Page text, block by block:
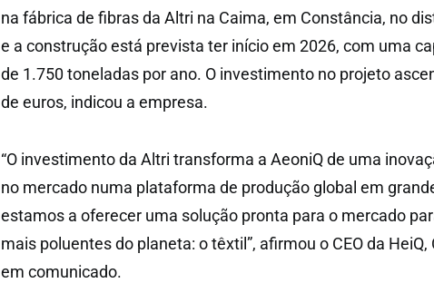
na fábrica de fibras da Altri na Caima, em Constância, no
e a construção está prevista ter início em 2026, com uma
de 1.750 toneladas por ano. O investimento no projeto
de euros, indicou a empresa.
“O investimento da Altri transforma a AeoniQ de uma
no mercado numa plataforma de produção global em
estamos a oferecer uma solução pronta para o mercado
mais poluentes do planeta: o têxtil”, afirmou o CEO da HeiQ,
em comunicado.